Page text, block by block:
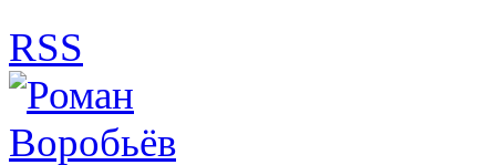
RSS